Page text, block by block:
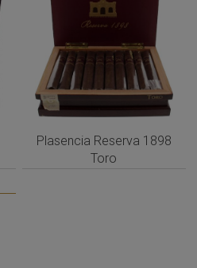
Plasencia Reserva 1898
Toro